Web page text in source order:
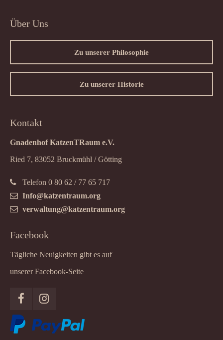
Über Uns
Zu unserer Philosophie
Zu unserer Historie
Kontakt
Gnadenhof KatzenTRaum e.V.
Ried 7, 83052 Bruckmühl / Götting
Telefon 0 80 62 / 77 65 717
Info@katzentraum.org
verwaltung@katzentraum.org
Facebook
Tägliche Neuigkeiten gibt es auf
unserer Facebook-Seite